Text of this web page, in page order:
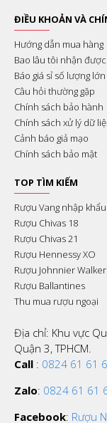
ĐIỀU KHOẢN VÀ
Hướng dẫn mua hàng
Bao lâu tôi nhận
Báo giá sỉ số lượng
Câu hỏi thường gặp
Chính sách bảo hành
Chính sách xử lý dữ
Cảnh báo giả mạo
Chính sách bảo mật
TOP TÌM KIẾM
Rượu Vang nhập khẩu
Rượu Chivas 18
Rượu Chivas 21
Rượu Hennessy XO
Rượu Johnnier Walker
Rượu Ballantines
Thu mua rượu ngoại
Địa chỉ: Khu vực
Quận 3, TPHCM.
Call : 0824 61 61
Zalo: 0824 61 61
Facebook: Rượu